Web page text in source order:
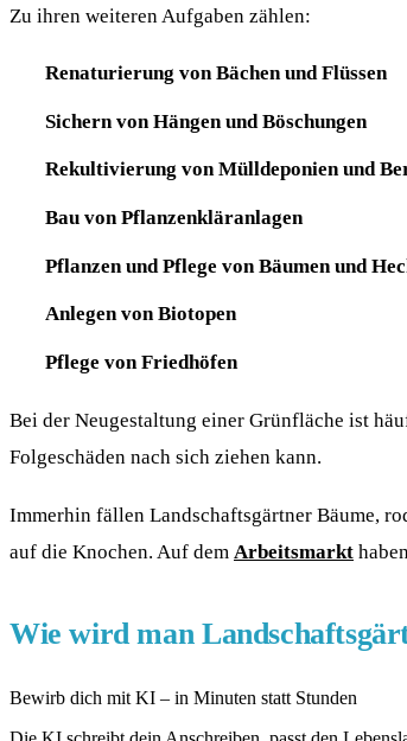
Zu ihren weiteren Aufgaben zählen:
Renaturierung von Bächen und Flüssen
Sichern von Hängen und Böschungen
Rekultivierung von Mülldeponien und
Bau von Pflanzenkläranlagen
Pflanzen und Pflege von Bäumen und
Anlegen von Biotopen
Pflege von Friedhöfen
Bei der Neugestaltung einer Grünfläche ist
Folgeschäden nach sich ziehen kann.
Immerhin fällen Landschaftsgärtner Bäume,
auf die Knochen. Auf dem Arbeitsmarkt
Wie wird man
Bewirb dich mit KI – in Minuten statt Stunden